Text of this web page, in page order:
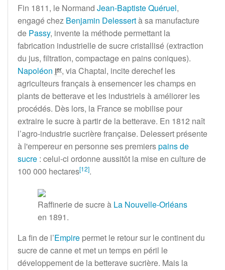
Fin 1811, le Normand Jean-Baptiste Quéruel,
engagé chez Benjamin Delessertà sa manufacture
de Passy, invente la méthode permettant la
fabrication industrielle de sucre cristallisé (extraction
du jus, filtration, compactage en pains coniques).
Napoléon Ier, via Chaptal, incite derechef les
agriculteurs français à ensemencer les champs en
plants de betterave et les industriels à améliorer les
procédés. Dès lors, la France se mobilise pour
extraire le sucre à partir de la betterave. En 1812 naît
l’agro-industrie sucrière française. Delessert présente
à l'empereur en personne ses premierspains de
sucre : celui-ci ordonne aussitôt la mise en culture de
100 000 hectares[12].
Raffinerie de sucre à La Nouvelle-Orléans
en 1891.
La fin de l’Empire permet le retour sur le continent du
sucre de canne et met un temps en péril le
développement de la betterave sucrière. Mais la